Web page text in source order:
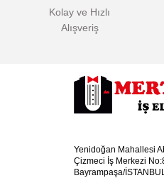
Kolay ve Hızlı
Alışveriş
Yenidoğan Mahallesi
Çizmeci İş Merkezi
Bayrampaşa/İSTANBUL